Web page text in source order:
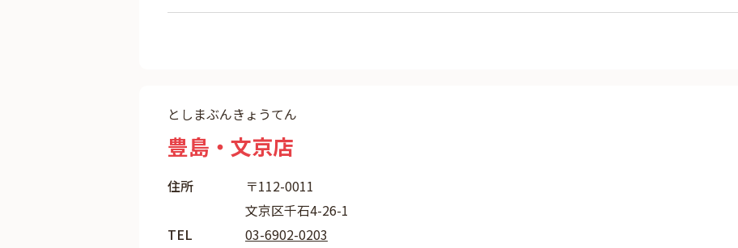
としまぶんきょうてん
豊島・文京店
住所
〒112-0011
文京区千石4-26-1
TEL
03-6902-0203